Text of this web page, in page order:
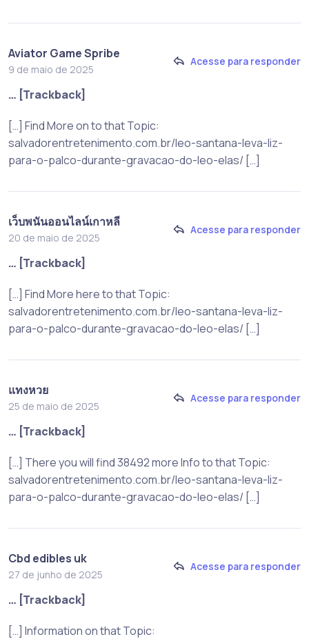
Aviator Game Spribe
9 de maio de 2025
Acesse para responder
… [Trackback]
[…] Find More on to that Topic:
salvadorentretenimento.com.br/leo-santana-leva-liz-
para-o-palco-durante-gravacao-do-leo-elas/ […]
เว็บพนันออนไลน์เกาหลี
20 de maio de 2025
Acesse para responder
… [Trackback]
[…] Find More here to that Topic:
salvadorentretenimento.com.br/leo-santana-leva-liz-
para-o-palco-durante-gravacao-do-leo-elas/ […]
แทงหวย
25 de maio de 2025
Acesse para responder
… [Trackback]
[…] There you will find 38492 more Info to that Topic:
salvadorentretenimento.com.br/leo-santana-leva-liz-
para-o-palco-durante-gravacao-do-leo-elas/ […]
Cbd edibles uk
27 de junho de 2025
Acesse para responder
… [Trackback]
[…] Information on that Topic: